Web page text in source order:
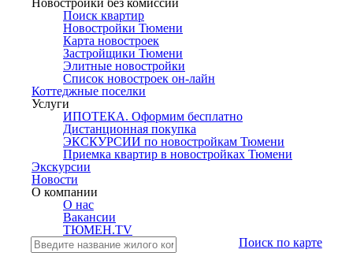
Новостройки без комиссии
Поиск квартир
Новостройки Тюмени
Карта новостроек
Застройщики Тюмени
Элитные новостройки
Список новостроек он-лайн
Коттеджные поселки
Услуги
ИПОТЕКА. Оформим бесплатно
Дистанционная покупка
ЭКСКУРСИИ по новостройкам Тюмени
Приемка квартир в новостройках Тюмени
Экскурсии
Новости
О компании
О нас
Вакансии
ТЮМЕН.TV
Поиск по карте